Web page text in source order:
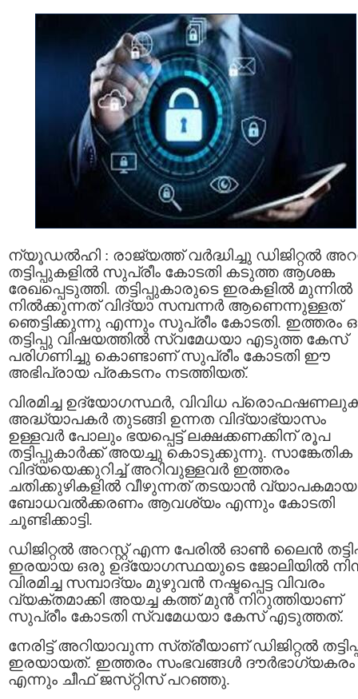
ന്യൂഡൽഹി : രാജ്യത്ത് വർദ്ധിച്ചു ഡിജിറ്റൽ
തട്ടിപ്പുകളിൽ സുപ്രീം കോടതി കടുത്ത ആശങ്ക
രേഖപ്പെടുത്തി. തട്ടിപ്പുകാരുടെ ഇരകളിൽ മുന്നിൽ
നിൽക്കുന്നത് വിദ്യാ സമ്പന്നർ ആണെന്നുള്ളത്
ഞെട്ടിക്കുന്നു എന്നും സുപ്രീം കോടതി. ഇത്തരം
തട്ടിപ്പു വിഷയത്തിൽ സ്വമേധയാ എടുത്ത കേസ്‌
പരിഗണിച്ചു കൊണ്ടാണ് സുപ്രീം കോടതി ഈ
അഭിപ്രായ പ്രകടനം നടത്തിയത്.
വിരമിച്ച ഉദ്യോഗസ്ഥർ, വിവിധ
അദ്ധ്യാപകർ തുടങ്ങി ഉന്നത വിദ്യാഭ്യാസം
ഉള്ളവർ പോലും ഭയപ്പെട്ട് ലക്ഷക്കണക്കിന് രൂപ
തട്ടിപ്പുകാർക്ക് അയച്ചു കൊടുക്കുന്നു. സാങ്കേതിക
വിദ്യയെക്കുറിച്ച് അറിവുള്ളവർ ഇത്തരം
ചതിക്കുഴികളിൽ വീഴുന്നത് തടയാൻ വ്യാപകമായ
ബോധവൽക്കരണം ആവശ്യം എന്നും കോടതി
ചൂണ്ടിക്കാട്ടി.
ഡിജിറ്റൽ അറസ്റ്റ് എന്ന പേരിൽ ഓൺ ലൈൻ
ഇരയായ ഒരു ഉദ്യോഗസ്ഥയുടെ ജോലിയിൽ
വിരമിച്ച സമ്പാദ്യം മുഴുവൻ നഷ്ടപ്പെട്ട വിവരം
വ്യക്തമാക്കി അയച്ച കത്ത് മുൻ നിറുത്തിയാണ്
സുപ്രീം കോടതി സ്വമേധയാ കേസ് എടുത്തത്.
നേരിട്ട് അറിയാവുന്ന സ്‌ത്രീയാണ്‌ ഡിജിറ്റൽ
ഇരയായത്. ഇത്തരം സംഭവങ്ങൾ ദ‍ൗർഭാഗ്യകരം
എന്നും ചീഫ്‌ ജസ്‌റ്റിസ്‌ പറഞ്ഞു.